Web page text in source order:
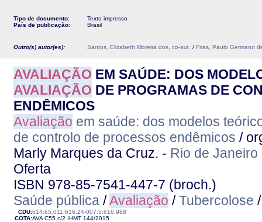
Tipo de documento:
Texto impresso
País de publicação:
Brasil
Outro(s) autor(es): Santos, Elizabeth Moreira dos, co-aut. / Frias, Paulo Germano
AVALIAÇÃO EM SAÚDE: DOS
AVALIAÇÃO DE PROGRAMAS DE
ENDÊMICOS
Avaliação em saúde: dos modelos
de controlo de processos endêmicos /
Marly Marques da Cruz. - Rio de Janeiro
Oferta
ISBN 978-85-7541-447-7 (broch.)
Saúde pública /Avaliação /Tubercolose
CDU:614:65.011:616.24-007.5:616.988
COTA:AVA C55 c/2 IHMT 144/2015